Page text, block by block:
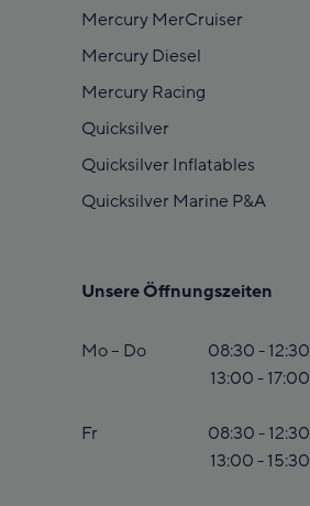
Mercury MerCruiser
Mercury Diesel
Mercury Racing
Quicksilver
Quicksilver Inflatables
Quicksilver Marine P&A
Unsere Öffnungszeiten
Mo – Do
08:30 - 12:30
13:00 - 17:00
Fr
08:30 - 12:30
13:00 - 15:30